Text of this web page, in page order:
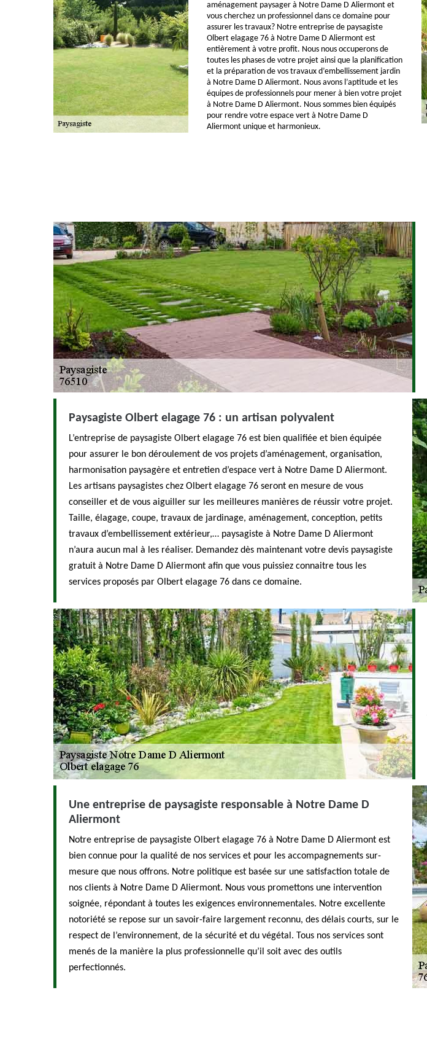
aménagement paysager à Notre Dame D Aliermont et
vous cherchez un professionnel dans ce domaine pour
assurer les travaux? Notre entreprise de paysagiste
Olbert elagage 76 à Notre Dame D Aliermont est
entièrement à votre profit. Nous nous occuperons de
toutes les phases de votre projet ainsi que la planification
et la préparation de vos travaux d’embellissement jardin
à Notre Dame D Aliermont. Nous avons l’aptitude et les
équipes de professionnels pour mener à bien votre projet
à Notre Dame D Aliermont. Nous sommes bien équipés
pour rendre votre espace vert à Notre Dame D
Aliermont unique et harmonieux.
Paysagiste Olbert elagage 76 : un artisan polyvalent
L’entreprise de paysagiste Olbert elagage 76 est bien qualifiée et bien équipée
pour assurer le bon déroulement de vos projets d’aménagement, organisation,
harmonisation paysagère et entretien d’espace vert à Notre Dame D Aliermont.
Les artisans paysagistes chez Olbert elagage 76 seront en mesure de vous
conseiller et de vous aiguiller sur les meilleures manières de réussir votre projet.
Taille, élagage, coupe, travaux de jardinage, aménagement, conception, petits
travaux d’embellissement extérieur,… paysagiste à Notre Dame D Aliermont
n’aura aucun mal à les réaliser. Demandez dès maintenant votre devis paysagiste
gratuit à Notre Dame D Aliermont afin que vous puissiez connaitre tous les
services proposés par Olbert elagage 76 dans ce domaine.
Une entreprise de paysagiste responsable à Notre Dame D
Aliermont
Notre entreprise de paysagiste Olbert elagage 76 à Notre Dame D Aliermont est
bien connue pour la qualité de nos services et pour les accompagnements sur-
mesure que nous offrons. Notre politique est basée sur une satisfaction totale de
nos clients à Notre Dame D Aliermont. Nous vous promettons une intervention
soignée, répondant à toutes les exigences environnementales. Notre excellente
notoriété se repose sur un savoir-faire largement reconnu, des délais courts, sur le
respect de l’environnement, de la sécurité et du végétal. Tous nos services sont
menés de la manière la plus professionnelle qu’il soit avec des outils
perfectionnés.